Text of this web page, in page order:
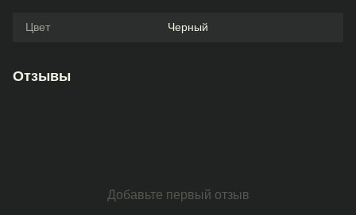
Цвет Черный
Отзывы
Добавьте первый отзыв